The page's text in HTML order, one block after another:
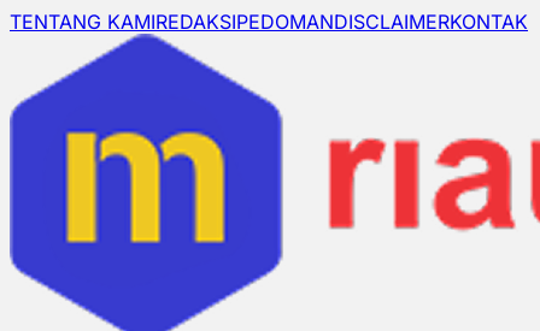
TENTANG KAMIREDAKSIPEDOMANDISCLAIMERKONTAK